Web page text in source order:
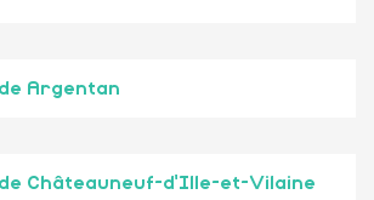
Argentan
de Châteauneuf-d'Ille-et-Vilaine